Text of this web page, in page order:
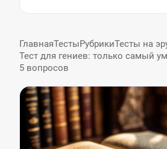
ГлавнаяТестыРубрикиТесты на
Тест для гениев: только самый
5 вопросов